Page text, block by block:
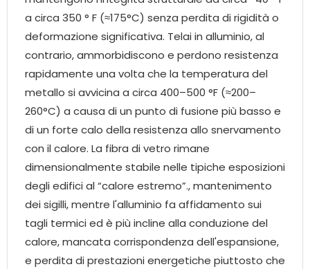
a circa 350 ° F (≈175°C) senza perdita di rigidità o
deformazione significativa. Telai in alluminio, al
contrario, ammorbidiscono e perdono resistenza
rapidamente una volta che la temperatura del
metallo si avvicina a circa 400–500 °F (≈200–
260°C) a causa di un punto di fusione più basso e
di un forte calo della resistenza allo snervamento
con il calore. La fibra di vetro rimane
dimensionalmente stabile nelle tipiche esposizioni
degli edifici al “calore estremo”., mantenimento
dei sigilli, mentre l'alluminio fa affidamento sui
tagli termici ed è più incline alla conduzione del
calore, mancata corrispondenza dell'espansione,
e perdita di prestazioni energetiche piuttosto che